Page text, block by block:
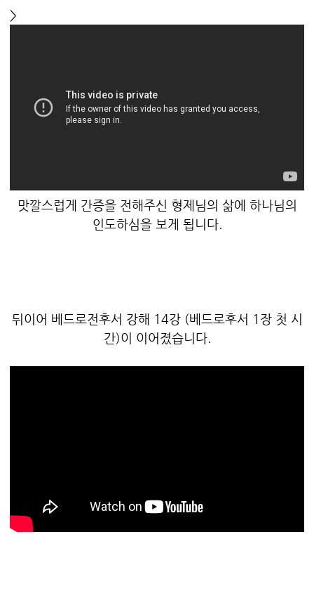
>
맛깔스럽게 간증을 전해주신 형제님의 삶에 하나님의
인도하심을 보게 됩니다.
뒤이어 베드로전후서 강해 14강 (베드로후서 1장 첫 시
간)이 이어졌습니다.